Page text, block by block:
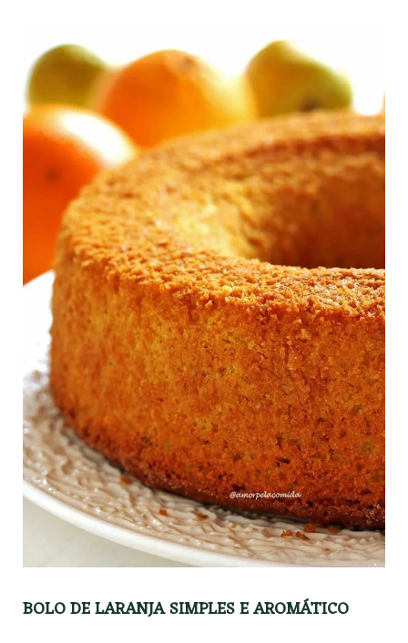
BOLO DE LARANJA SIMPLES E AROMÁTICO